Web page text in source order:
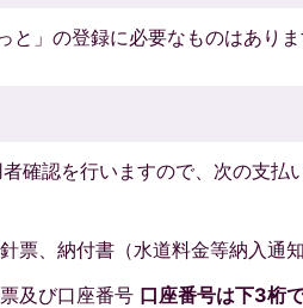
と」の登録に必要なものはあり
確認を行いますので、次の支払
票、納付書（水道料金等納入通
及び口座番号 口座番号は下3桁